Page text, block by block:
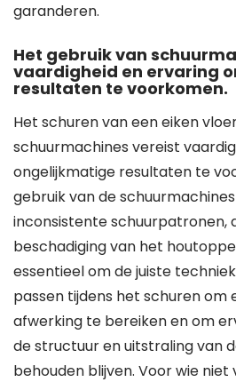
garanderen.
Het gebruik van
vaardigheid en ervaring
resultaten te voorkomen.
Het schuren van een eiken
schuurmachines vereist
ongelijkmatige resultaten te
gebruik van de
inconsistente schuurpatronen,
beschadiging van het
essentieel om de juiste
passen tijdens het schuren om
afwerking te bereiken en om
de structuur en uitstraling van
behouden blijven. Voor wie